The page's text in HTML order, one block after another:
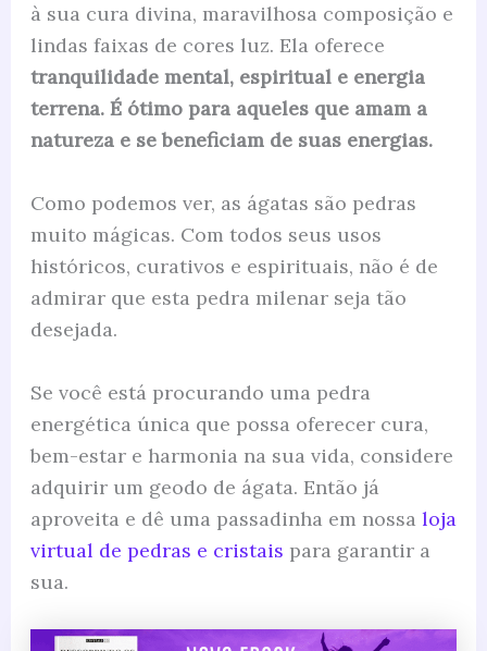
à sua cura divina, maravilhosa composição e
lindas faixas de cores luz. Ela oferece
tranquilidade mental, espiritual e energia
terrena. É ótimo para aqueles que amam a
natureza e se beneficiam de suas energias.
Como podemos ver, as ágatas são pedras
muito mágicas. Com todos seus usos
históricos, curativos e espirituais, não é de
admirar que esta pedra milenar seja tão
desejada.
Se você está procurando uma pedra
energética única que possa oferecer cura,
bem-estar e harmonia na sua vida, considere
adquirir um geodo de ágata. Então já
aproveita e dê uma passadinha em nossa loja
virtual de pedras e cristais para garantir a
sua.